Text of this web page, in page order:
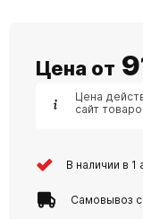
Цена от
Цена
сайт
В наличии в 1
Самовывоз